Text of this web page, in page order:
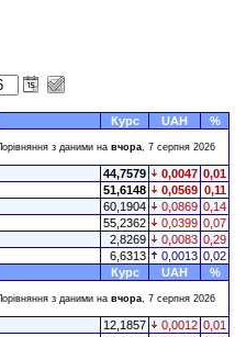
Курс UAH %
з даними на вчора, 7 серпня 2026
44,7579 0,0047 0,01
51,6148 0,0569 0,11
60,1904 0,0869 0,14
55,2362 0,0399 0,07
2,8269 0,0083 0,29
6,6313 0,0013 0,02
Курс UAH %
з даними на вчора, 7 серпня 2026
12,1857 0,0012 0,01